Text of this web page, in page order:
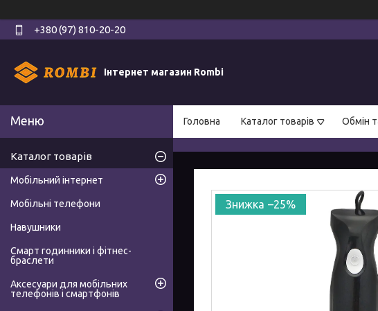
+380 (97) 810-20-20
Інтернет магазин Rombi
Головна Каталог товарів Обмін
–25%
Каталог товарів
Мобільний інтернет
Мобільні телефони
Навушники
Смарт годинники і фітнес-
браслети
Аксесуари для мобільних
телефонів і смартфонів